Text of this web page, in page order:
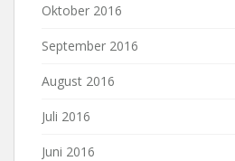
Oktober 2016
September 2016
August 2016
Juli 2016
Juni 2016